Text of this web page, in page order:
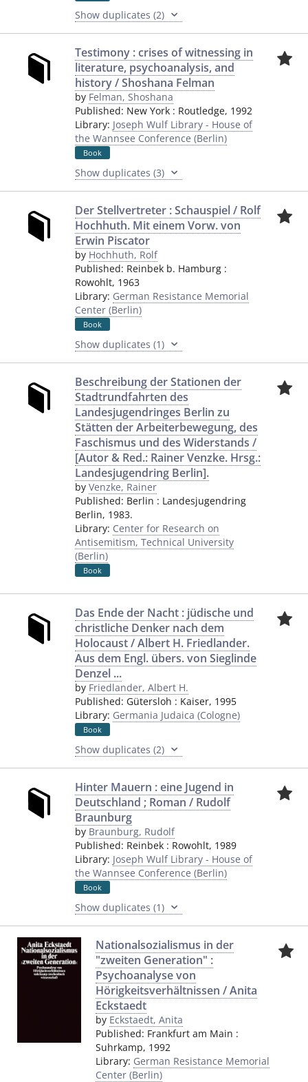
Show duplicates (2)
Testimony : crises of witnessing in
literature, psychoanalysis, and
history / Shoshana Felman
by Felman, Shoshana
Published: New York : Routledge, 1992
Library: Joseph Wulf Library - House of
the Wannsee Conference (Berlin)
Book
Show duplicates (3)
Der Stellvertreter : Schauspiel / Rolf
Hochhuth. Mit einem Vorw. von
Erwin Piscator
by Hochhuth, Rolf
Published: Reinbek b. Hamburg :
Rowohlt, 1963
Library: German Resistance Memorial
Center (Berlin)
Book
Show duplicates (1)
Beschreibung der Stationen der
Stadtrundfahrten des
Landesjugendringes Berlin zu
Stätten der Arbeiterbewegung, des
Faschismus und des Widerstands /
[Autor & Red.: Rainer Venzke. Hrsg.:
Landesjugendring Berlin].
by Venzke, Rainer
Published: Berlin : Landesjugendring
Berlin, 1983.
Library: Center for Research on
Antisemitism, Technical University
(Berlin)
Book
Das Ende der Nacht : jüdische und
christliche Denker nach dem
Holocaust / Albert H. Friedlander.
Aus dem Engl. übers. von Sieglinde
Denzel ...
by Friedlander, Albert H.
Published: Gütersloh : Kaiser, 1995
Library: Germania Judaica (Cologne)
Book
Show duplicates (2)
Hinter Mauern : eine Jugend in
Deutschland ; Roman / Rudolf
Braunburg
by Braunburg, Rudolf
Published: Reinbek : Rowohlt, 1989
Library: Joseph Wulf Library - House of
the Wannsee Conference (Berlin)
Book
Show duplicates (1)
Nationalsozialismus in der
"zweiten Generation" :
Psychoanalyse von
Hörigkeitsverhältnissen / Anita
Eckstaedt
by Eckstaedt, Anita
Published: Frankfurt am Main :
Suhrkamp, 1992
Library: German Resistance Memorial
Center (Berlin)